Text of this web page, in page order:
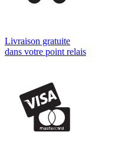
Livraison gratuite
dans votre point relais